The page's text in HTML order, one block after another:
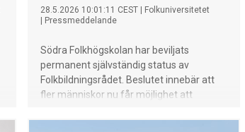
28.5.2026 10:01:11 CEST
Folkuniversitetet
Pressmeddelande
Södra Folkhögskolan har beviljats
permanent självständig status av
Folkbildningsrådet. Beslutet innebär att
fler människor nu får möjlighet att